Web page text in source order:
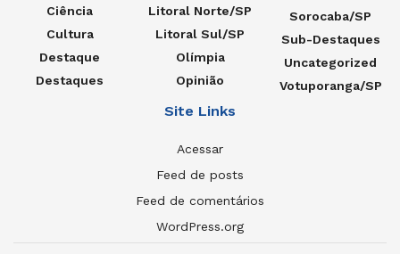
Ciência
Cultura
Destaque
Destaques
Litoral Norte/SP
Litoral Sul/SP
Olímpia
Opinião
Sorocaba/SP
Sub-Destaques
Uncategorized
Votuporanga/SP
Site Links
Acessar
Feed de posts
Feed de comentários
WordPress.org